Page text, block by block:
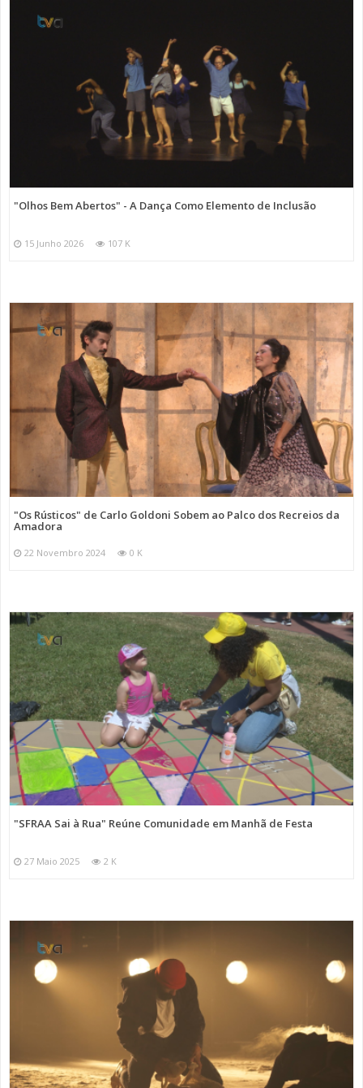
"Olhos Bem Abertos" - A Dança Como Elemento de Inclusão
15 Junho 2026 107 K
"Os Rústicos" de Carlo Goldoni Sobem ao Palco dos Recreios da
Amadora
22 Novembro 2024 0 K
"SFRAA Sai à Rua" Reúne Comunidade em Manhã de Festa
27 Maio 2025 2 K